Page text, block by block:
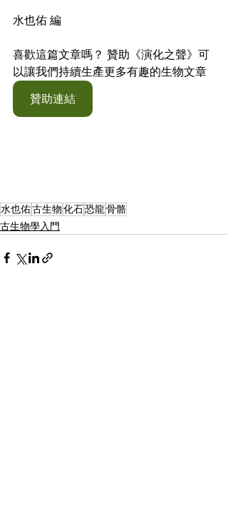
水也佑 編
喜歡這篇文章嗎？ 贊助《演化之聲》可
以讓我們持續生產更多有趣的生物文章
贊助連結
水也佑古生物化石恐龍骨骼
古生物學入門